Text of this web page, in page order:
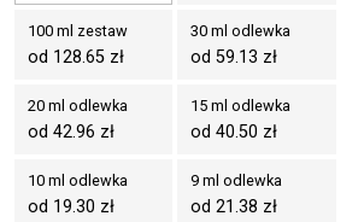
100 ml zestaw
od 128.65 zł
30 ml odlewka
od 59.13 zł
20 ml odlewka
od 42.96 zł
15 ml odlewka
od 40.50 zł
10 ml odlewka
od 19.30 zł
9 ml odlewka
od 21.38 zł